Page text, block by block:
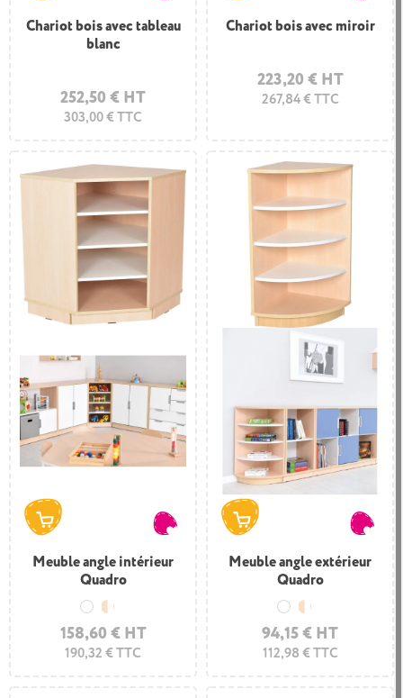
Chariot bois avec tableau
blanc
252,50 € HT
303,00 € TTC
Chariot bois avec miroir
223,20 € HT
267,84 € TTC
Meuble angle intérieur
Quadro
158,60 € HT
190,32 € TTC
BlancBois et blanc
Meuble angle extérieur
Quadro
94,15 € HT
112,98 € TTC
BlancBois et blanc